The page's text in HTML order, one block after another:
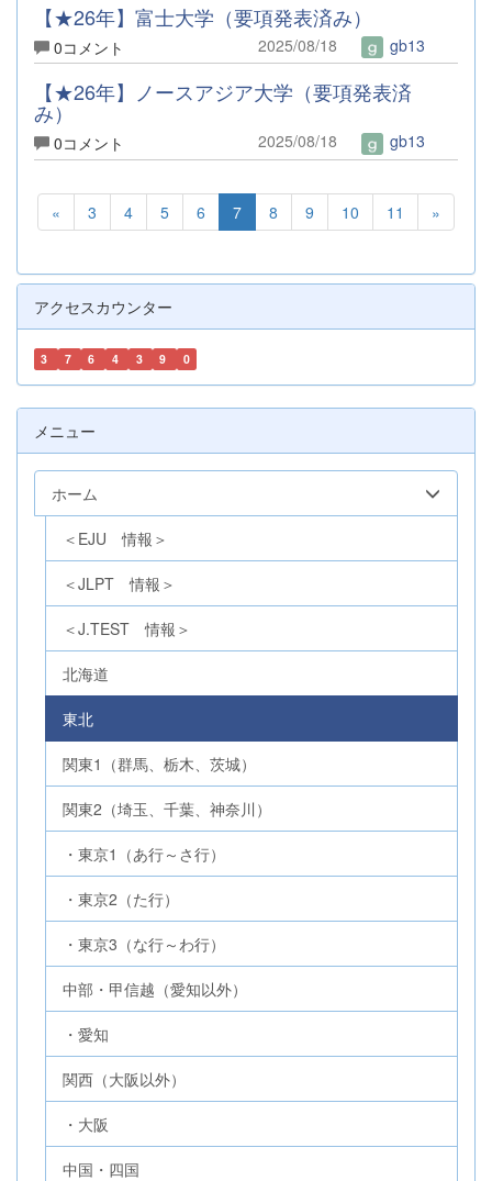
【★26年】富士大学（要項発表済み）
0コメント 2025/08/18 gb13
【★26年】ノースアジア大学（要項発表済
み）
0コメント 2025/08/18 gb13
« 3 4 5 6 7 8 9 10 11 »
アクセスカウンター
3 7 6 4 3 9 0
メニュー
ホーム
＜EJU 情報＞
＜JLPT 情報＞
＜J.TEST 情報＞
北海道
東北
関東1（群馬、栃木、茨城）
関東2（埼玉、千葉、神奈川）
・東京1（あ行～さ行）
・東京2（た行）
・東京3（な行～わ行）
中部・甲信越（愛知以外）
・愛知
関西（大阪以外）
・大阪
中国・四国